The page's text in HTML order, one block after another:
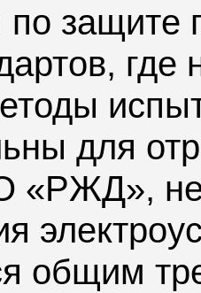
защите
для
«РЖД»,
общим